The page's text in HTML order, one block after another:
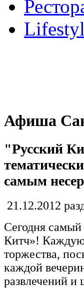
Афиша
"Русский
самым
21.12.2012
Сегодня
Китч»! Каждую
торжества,
каждой
развлечений и